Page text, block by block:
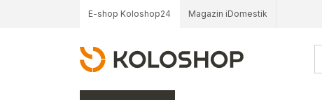
E-shop Koloshop24 Magazin iDomestik